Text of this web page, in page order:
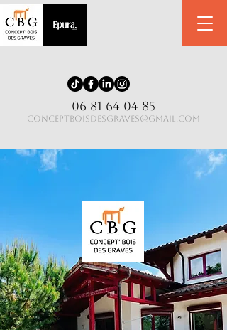
06 81 64 04 85
conceptboisdesgraves@gmail.com